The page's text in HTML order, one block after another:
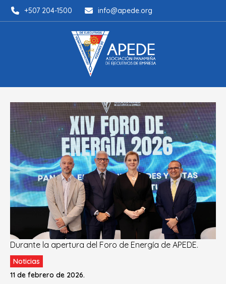
+507 204-1500 info@apede.org
Durante la apertura del Foro de Energía de APEDE.
Noticias
11 de febrero de 2026.